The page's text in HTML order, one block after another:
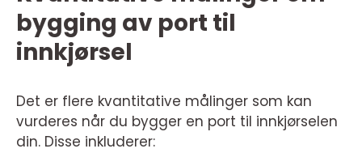
bygging av port til
innkjørsel
Det er flere kvantitative målinger som kan
vurderes når du bygger en port til innkjørselen
din. Disse inkluderer: